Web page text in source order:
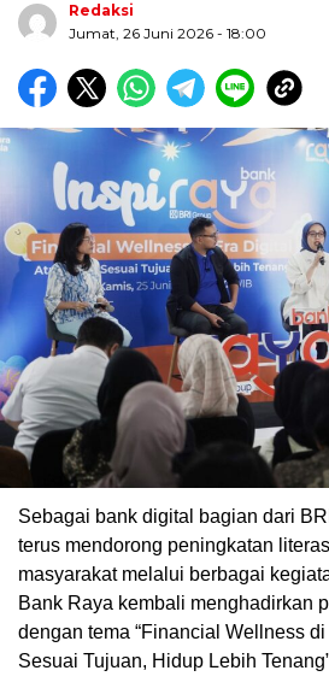
Redaksi
Jumat, 26 Juni 2026 - 18:00
Sebagai bank digital bagian dari
terus mendorong peningkatan
masyarakat melalui berbagai
Bank Raya kembali menghadirkan
dengan tema “Financial Wellness
Sesuai Tujuan, Hidup Lebih